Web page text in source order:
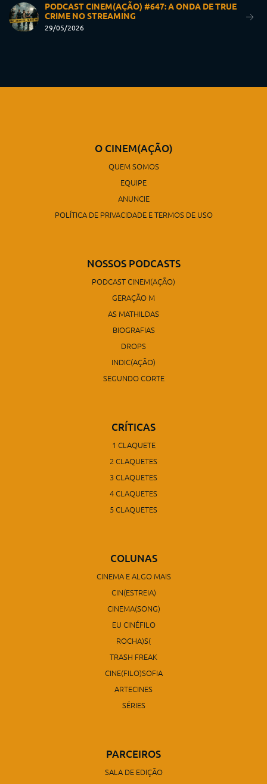
PODCAST CINEM(AÇÃO) #647: A ONDA DE TRUE
CRIME NO STREAMING
29/05/2026
O CINEM(AÇÃO)
QUEM SOMOS
EQUIPE
ANUNCIE
POLÍTICA DE PRIVACIDADE E TERMOS DE USO
NOSSOS PODCASTS
PODCAST CINEM(AÇÃO)
GERAÇÃO M
AS MATHILDAS
BIOGRAFIAS
DROPS
INDIC(AÇÃO)
SEGUNDO CORTE
CRÍTICAS
1 CLAQUETE
2 CLAQUETES
3 CLAQUETES
4 CLAQUETES
5 CLAQUETES
COLUNAS
CINEMA E ALGO MAIS
CIN(ESTREIA)
CINEMA(SONG)
EU CINÉFILO
ROCHA)S(
TRASH FREAK
CINE(FILO)SOFIA
ARTECINES
SÉRIES
PARCEIROS
SALA DE EDIÇÃO